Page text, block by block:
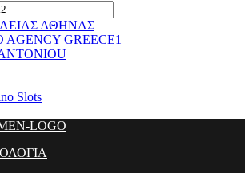
Slots